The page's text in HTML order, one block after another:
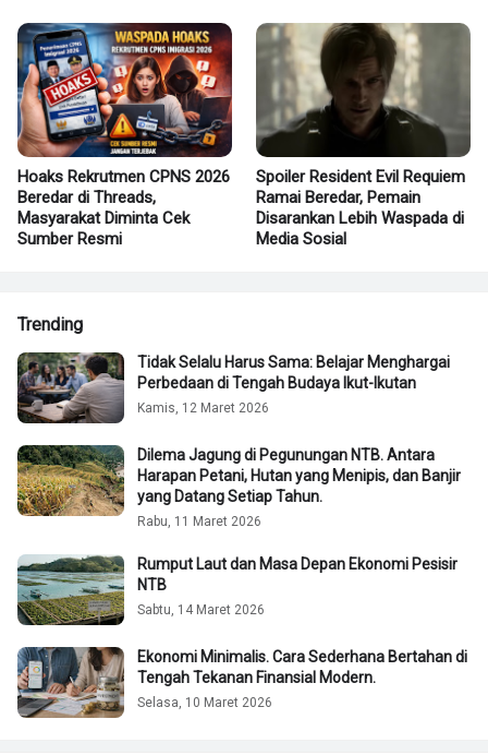
Hoaks Rekrutmen CPNS 2026
Beredar di Threads,
Masyarakat Diminta Cek
Sumber Resmi
Spoiler Resident Evil Requiem
Ramai Beredar, Pemain
Disarankan Lebih Waspada di
Media Sosial
Trending
Tidak Selalu Harus Sama: Belajar Menghargai
Perbedaan di Tengah Budaya Ikut-Ikutan
Kamis, 12 Maret 2026
Dilema Jagung di Pegunungan NTB. Antara
Harapan Petani, Hutan yang Menipis, dan Banjir
yang Datang Setiap Tahun.
Rabu, 11 Maret 2026
Rumput Laut dan Masa Depan Ekonomi Pesisir
NTB
Sabtu, 14 Maret 2026
Ekonomi Minimalis. Cara Sederhana Bertahan di
Tengah Tekanan Finansial Modern.
Selasa, 10 Maret 2026